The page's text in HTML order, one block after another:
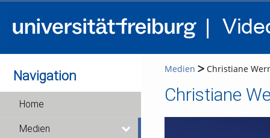
Navigation
Home
Medien
Medien Christiane
Christiane